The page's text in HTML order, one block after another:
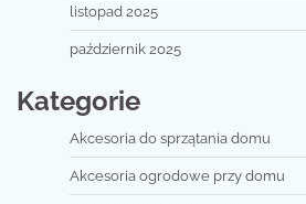
listopad 2025
październik 2025
Kategorie
Akcesoria do sprzątania domu
Akcesoria ogrodowe przy domu